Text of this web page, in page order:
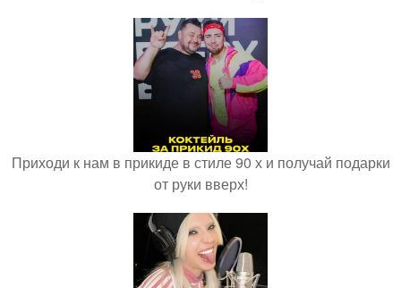
Приходи к нам в прикиде в стиле 90 х и получай подарки
от руки вверх!